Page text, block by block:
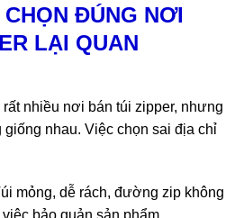
ĐÚNG NƠI
LẠI QUAN
nhiều nơi bán túi zipper, nhưng
giống nhau. Việc chọn sai địa chỉ
mỏng, dễ rách, đường zip không